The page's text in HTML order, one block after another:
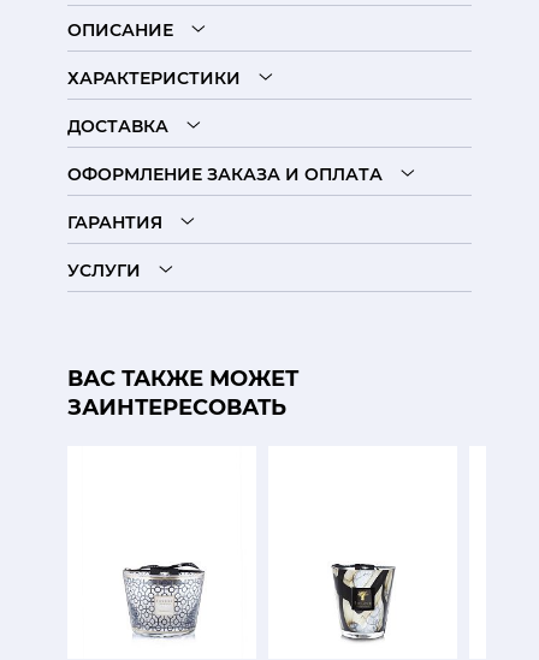
ОПИСАНИЕ
ХАРАКТЕРИСТИКИ
ДОСТАВКА
ОФОРМЛЕНИЕ ЗАКАЗА И ОПЛАТА
ГАРАНТИЯ
УСЛУГИ
ВАС ТАКЖЕ МОЖЕТ
ЗАИНТЕРЕСОВАТЬ